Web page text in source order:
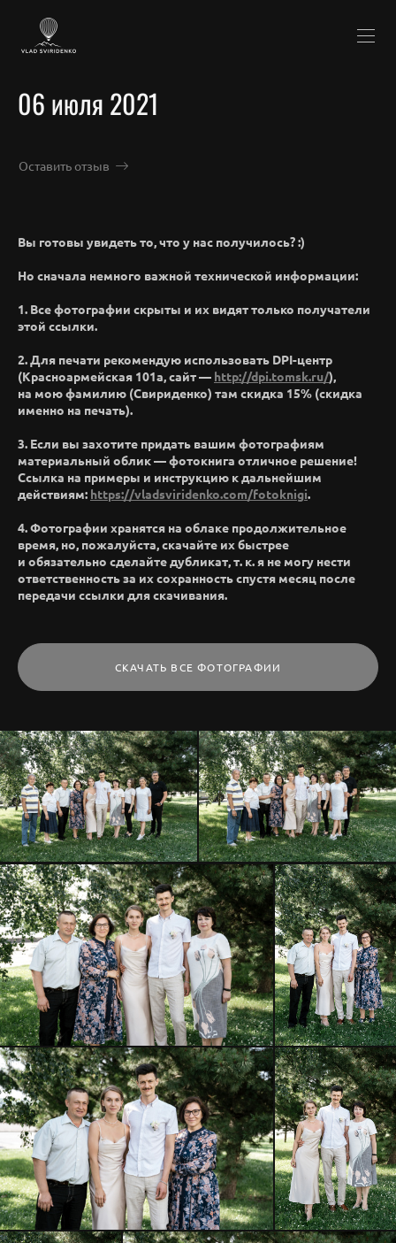
06 июля 2021
Оставить отзыв
Вы готовы увидеть то, что у нас получилось? :)
Но сначала немного важной технической информации:
1. Все фотографии скрыты и их видят только получатели
этой ссылки.
2. Для печати рекомендую использовать DPI-центр
(Красноармейская 101а, сайт — http://dpi.tomsk.ru/),
на мою фамилию (Свириденко) там скидка 15% (скидка
именно на печать).
3. Если вы захотите придать вашим фотографиям
материальный облик — фотокнига отличное решение!
Ссылка на примеры и инструкцию к дальнейшим
действиям: https://vladsviridenko.com/fotoknigi.
4. Фотографии хранятся на облаке продолжительное
время, но, пожалуйста, скачайте их быстрее
и обязательно сделайте дубликат, т. к. я не могу нести
ответственность за их сохранность спустя месяц после
передачи ссылки для скачивания.
СКАЧАТЬ ВСЕ ФОТОГРАФИИ